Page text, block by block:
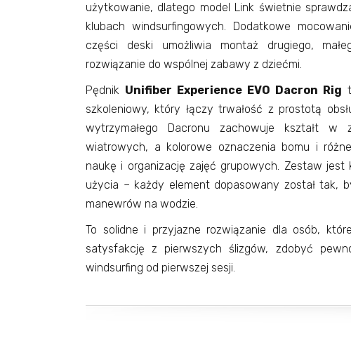
użytkowanie, dlatego model Link świetnie
klubach windsurfingowych. Dodatkowe
części deski umożliwia montaż drugiego,
rozwiązanie do wspólnej zabawy z dziećmi.
Pędnik Unifiber Experience EVO Dacron Rig
szkoleniowy, który łączy trwałość z prostotą
wytrzymałego Dacronu zachowuje kształt w
wiatrowych, a kolorowe oznaczenia bomu i
naukę i organizację zajęć grupowych. Zestaw
użycia – każdy element dopasowany został tak,
manewrów na wodzie.
To solidne i przyjazne rozwiązanie dla osób,
satysfakcję z pierwszych ślizgów, zdobyć
windsurfing od pierwszej sesji.